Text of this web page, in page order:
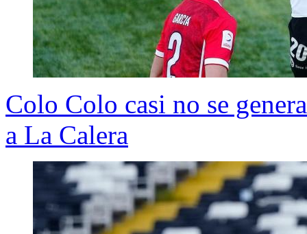
Colo Colo casi no se
a La Calera